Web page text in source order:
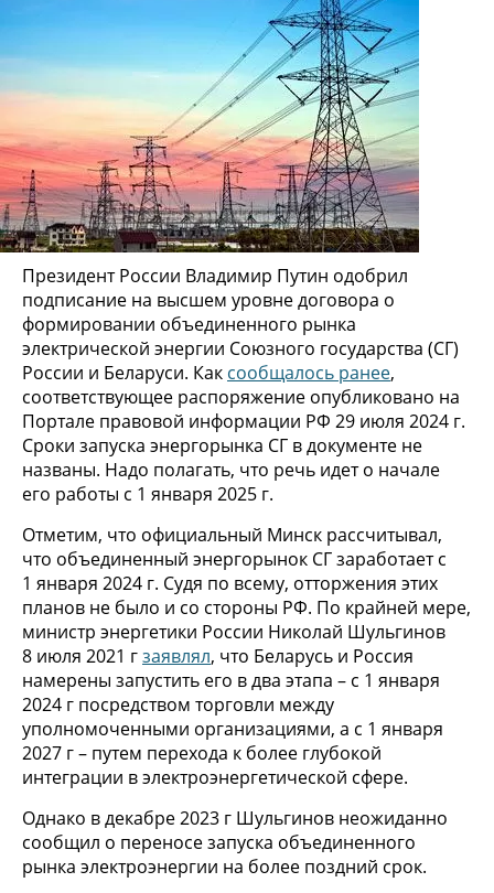
Президент России Владимир Путин одобрил
подписание на высшем уровне договора о
формировании объединенного рынка
электрической энергии Союзного государства (СГ)
России и Беларуси. Как сообщалось ранее,
соответствующее распоряжение опубликовано на
Портале правовой информации РФ 29 июля 2024 г.
Сроки запуска энергорынка СГ в документе не
названы. Надо полагать, что речь идет о начале
его работы с 1 января 2025 г.
Отметим, что официальный Минск рассчитывал,
что объединенный энергорынок СГ заработает с
1 января 2024 г. Судя по всему, отторжения этих
планов не было и со стороны РФ. По крайней мере,
министр энергетики России Николай Шульгинов
8 июля 2021 гзаявлял, что Беларусь и Россия
намерены запустить его в два этапа – с 1 января
2024 г посредством торговли между
уполномоченными организациями, а с 1 января
2027 г – путем перехода к более глубокой
интеграции в электроэнергетической сфере.
Однако в декабре 2023 г Шульгинов неожиданно
сообщил о переносе запуска объединенного
рынка электроэнергии на более поздний срок.